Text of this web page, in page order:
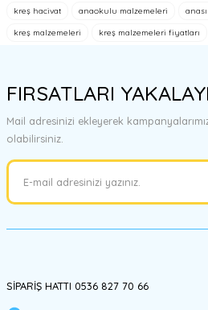
tarafımıza iletebilirsiniz.
Ürün açıklamasında eksik bilgiler
Ürün fiyatı diğer sitelerden daha pahalı.
kreş hacivat anaokulu malzemeleri
kreş malzemeleri kreş malzemeleri fiyatları
FIRSATLARI
Mail adresinizi ekleyerek
olabilirsiniz.
SİPARİŞ HATTI 0536 827 70 66